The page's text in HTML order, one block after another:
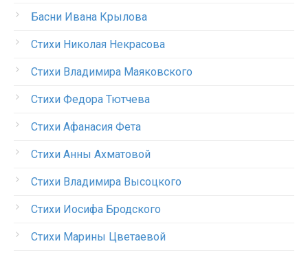
Басни Ивана Крылова
Стихи Николая Некрасова
Стихи Владимира Маяковского
Стихи Федора Тютчева
Стихи Афанасия Фета
Стихи Анны Ахматовой
Стихи Владимира Высоцкого
Стихи Иосифа Бродского
Стихи Марины Цветаевой